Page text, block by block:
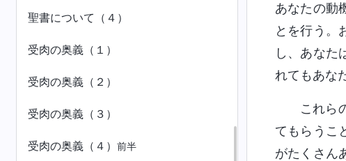
聖書について（４）
受肉の奥義（１）
受肉の奥義（２）
受肉の奥義（３）
受肉の奥義（４） 前半
あなたの動
とを行う。
し、あなた
れてもあな
これら
てもらうこ
がたくさん